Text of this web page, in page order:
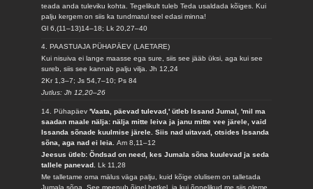
teada anda tuleviku kohta. Tegelikult tuleb Teda usaldada kõiges. Kui
palju kergem on siis ka tundmatul teel edasi minna!
Gl 6,(11–13)14–18; Lk 20,27–40
4. PAASTUAJA PÜHAPÄEV (LAETARE)
Kui nisuiva ei lange maasse ega sure, siis see jääb üksi, aga kui see
sureb, siis see kannab palju vilja.Jh 12,24
2Kr 1,3–7; Js 54,7–10; Ps 84
Jutlus: Jh 12,20–26
14. Pühapäev'Vaata, päevad tulevad,' ütleb Issand Jumal, 'mil ma
saadan maale nälja: nälja mitte leiva ja janu mitte vee järele, vaid
Issanda sõnade kuulmise järele. Siis nad uitavad, otsides Issanda
sõna, aga nad ei leia.Am 8,11–12
Jeesus ütleb: Õndsad on need, kes Jumala sõna kuulevad ja seda
tallele panevad.Lk 11,28
Me talletame oma mälus väga palju, kuid kõige olulisem on talletada
Jumala sõna. See meenub õigel hetkel, ja kui õnnelikud me siis oleme,